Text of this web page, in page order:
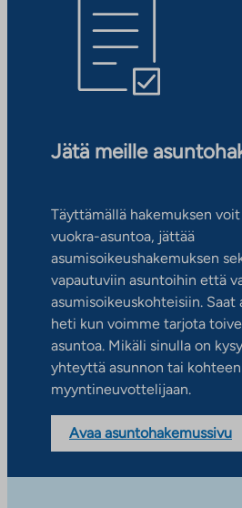
Jätä meille
Täyttämällä hakemuksen
vuokra-asuntoa, jättää
asumisoikeushakemuksen
vapautuviin asuntoihin että
asumisoikeuskohteisiin. Saat
heti kun voimme tarjota
asuntoa. Mikäli sinulla on
yhteyttä asunnon tai kohteen
myyntineuvottelijaan.
Avaa asuntohakemussivu